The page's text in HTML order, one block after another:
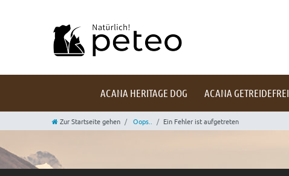
ACANA HERITAGE DOG ACANA GETREIDEFREI
Zur Startseite gehen Oops.. Ein Fehler ist aufgetreten